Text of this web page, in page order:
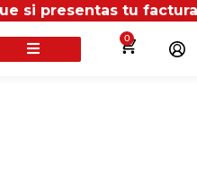
tu factura
0